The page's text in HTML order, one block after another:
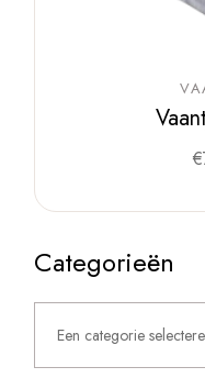
€
Categorieën
Een
categorie
selecteren